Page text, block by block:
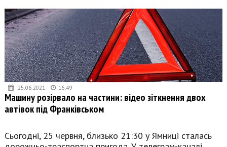
25.06.2021 16:49
Машину розірвало на частини: відео зіткнення двох
автівок під Франківськом
Сьогодні, 25 червня, близько 21:30 у Ямниці сталась